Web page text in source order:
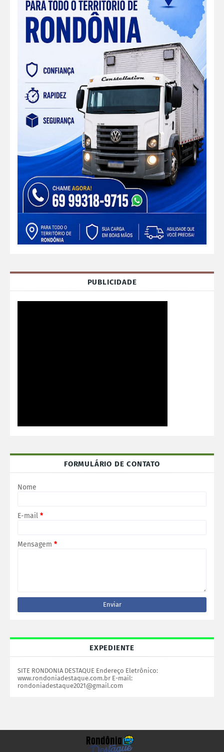
PUBLICIDADE
FORMULÁRIO DE CONTATO
Nome
E-mail *
Mensagem *
EXPEDIENTE
SITE RONDONIA DESTAQUE Endereço Eletrônico:
www.rondoniadestaque.com.br E-mail:
rondoniadestaque2021@gmail.com